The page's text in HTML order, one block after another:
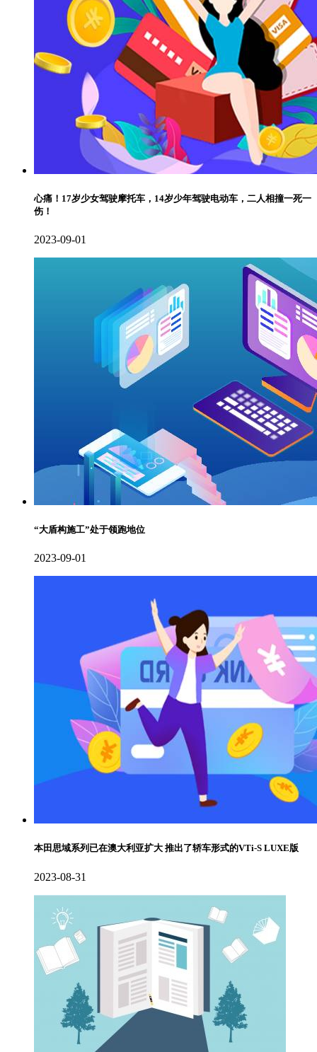
心痛！17岁少女驾驶摩托车，14岁少年驾驶电动车，二人相撞一死一
伤！
2023-09-01
“大盾构施工”处于领跑地位
2023-09-01
本田思域系列已在澳大利亚扩大 推出了轿车形式的VTi-S LUXE版
2023-08-31